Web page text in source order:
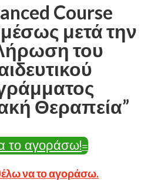
Course
μετά την
του
Θεραπεία”
το αγοράσω!
να το αγοράσω.